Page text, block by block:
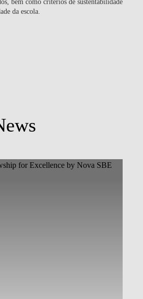
bem como critérios de sustentabilidade
da escola.